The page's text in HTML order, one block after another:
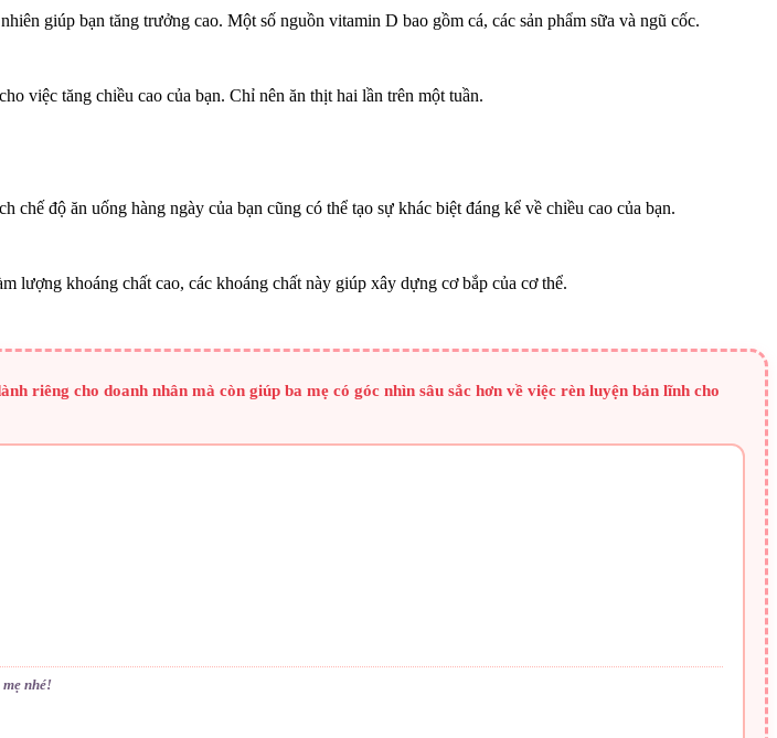
giúp bạn tăng trưởng cao. Một số nguồn vitamin D bao gồm cá, các sản phẩm sữa và ngũ cốc.
việc tăng chiều cao của bạn. Chỉ nên ăn thịt hai lần trên một tuần.
độ ăn uống hàng ngày của bạn cũng có thể tạo sự khác biệt đáng kể về chiều cao của bạn.
lượng khoáng chất cao, các khoáng chất này giúp xây dựng cơ bắp của cơ thể.
riêng cho doanh nhân mà còn giúp ba mẹ có góc nhìn sâu sắc hơn về việc rèn luyện bản lĩnh cho
nhé!